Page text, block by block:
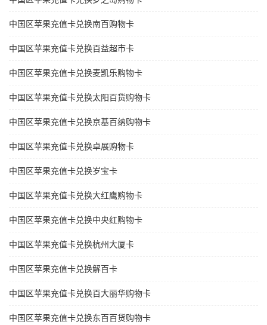
中国区苹果充值卡兑换南百购物卡
中国区苹果充值卡兑换百益超市卡
中国区苹果充值卡兑换麦凯乐购物卡
中国区苹果充值卡兑换太阳百货购物卡
中国区苹果充值卡兑换京基百纳购物卡
中国区苹果充值卡兑换卓展购物卡
中国区苹果充值卡兑换岁宝卡
中国区苹果充值卡兑换大红鹰购物卡
中国区苹果充值卡兑换中央红购物卡
中国区苹果充值卡兑换杭州大厦卡
中国区苹果充值卡兑换解百卡
中国区苹果充值卡兑换百大丽华购物卡
中国区苹果充值卡兑换东百百货购物卡